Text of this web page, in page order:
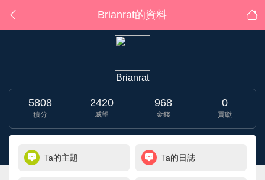
Brianrat的資料
Brianrat
5808
積分
2420
威望
968
金錢
0
貢獻
Ta的主題 Ta的日誌